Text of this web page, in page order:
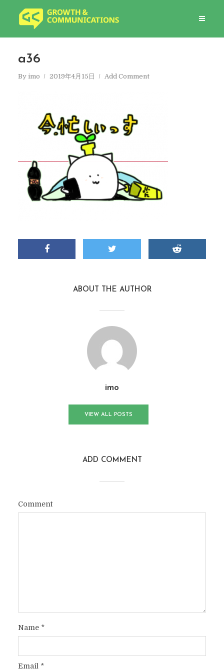
a36
By imo 2019年4月15日 Add Comment
ABOUT THE AUTHOR
imo
VIEW ALL POSTS
ADD COMMENT
Comment
Name*
Email *